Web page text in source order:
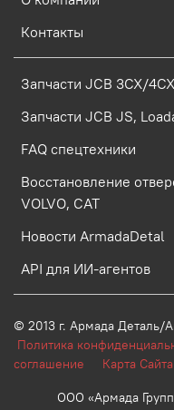
Контакты
Запчасти JCB 3CX/4CX
Запчасти JCB JS,
FAQ спецтехники
Восстановление
VOLVO, CAT
Новости ArmadaDetal
API для ИИ-агентов
© 2013 г. Армада
Политика
соглашение Карта Сайта
ООО «Армада Групп»